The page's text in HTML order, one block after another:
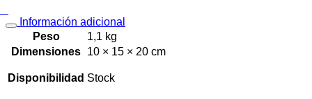
Información adicional
Peso
1,1 kg
Dimensiones 10 × 15 × 20 cm
Disponibilidad Stock